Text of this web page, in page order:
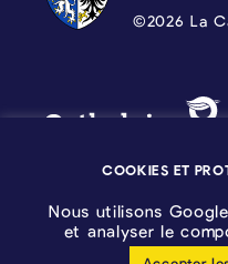
©2026 La
COOKIES ET
Nous utilisons
et analyser le